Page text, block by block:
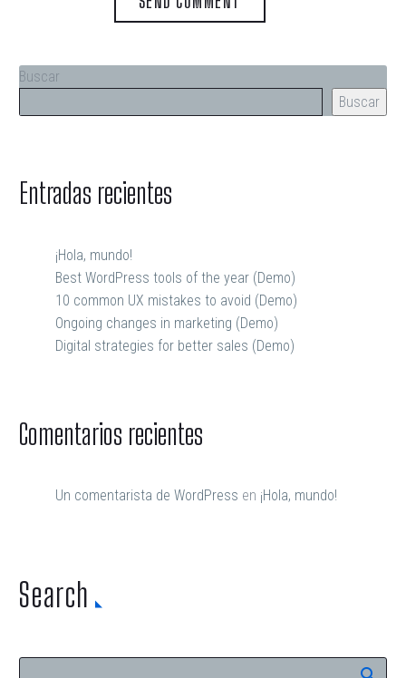
Buscar
Buscar
Entradas recientes
¡Hola, mundo!
Best WordPress tools of the year (Demo)
10 common UX mistakes to avoid (Demo)
Ongoing changes in marketing (Demo)
Digital strategies for better sales (Demo)
Comentarios recientes
Un comentarista de WordPress en ¡Hola, mundo!
Search